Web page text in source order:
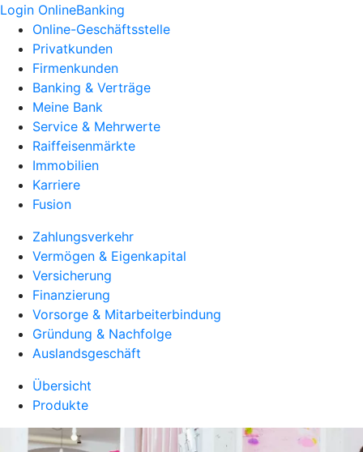
Login OnlineBanking
Online-Geschäftsstelle
Privatkunden
Firmenkunden
Banking & Verträge
Meine Bank
Service & Mehrwerte
Raiffeisenmärkte
Immobilien
Karriere
Fusion
Zahlungsverkehr
Vermögen & Eigenkapital
Versicherung
Finanzierung
Vorsorge & Mitarbeiterbindung
Gründung & Nachfolge
Auslandsgeschäft
Übersicht
Produkte